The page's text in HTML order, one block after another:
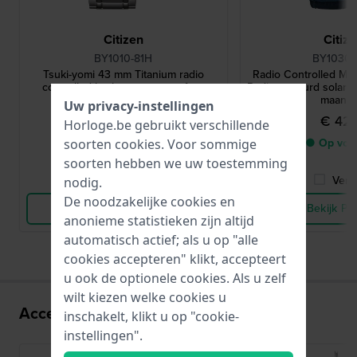
Citizen
BY1010-81H
Tsuki-yomi 43 mm Titanium radio
controlled horloge met maanfase
€ 695,-
● Op voorraad
Bekijk Product
Radio Controlled
Radiogestuurd solar
€
● Op
Bekijk
Accessoires voor het H874 uurwerk:
Uw privacy-instellingen
Horloge.be gebruikt verschillende
soorten cookies. Voor sommige
soorten hebben we uw toestemming
nodig.
De noodzakelijke cookies en
anonieme statistieken zijn altijd
automatisch actief; als u op "alle
cookies accepteren" klikt, accepteert
u ook de optionele cookies. Als u zelf
wilt kiezen welke cookies u
inschakelt, klikt u op "cookie-
instellingen".